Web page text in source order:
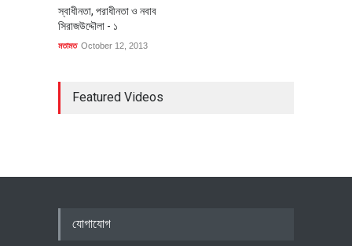
স্বাধীনতা, পরাধীনতা ও নবাব
সিরাজউদ্দৌলা - ১
মতামত October 12, 2013
Featured Videos
যোগাযোগ